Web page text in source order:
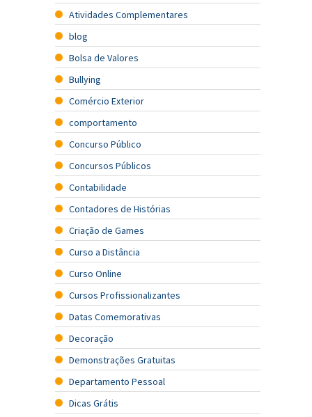
Atividades Complementares
blog
Bolsa de Valores
Bullying
Comércio Exterior
comportamento
Concurso Público
Concursos Públicos
Contabilidade
Contadores de Histórias
Criação de Games
Curso a Distância
Curso Online
Cursos Profissionalizantes
Datas Comemorativas
Decoração
Demonstrações Gratuitas
Departamento Pessoal
Dicas Grátis